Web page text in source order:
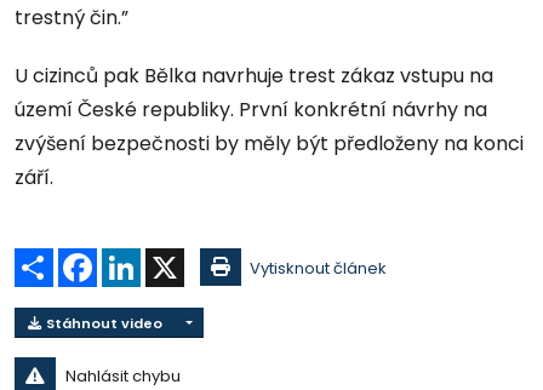
trestný čin.”
U cizinců pak Bělka navrhuje trest zákaz vstupu na
území České republiky. První konkrétní návrhy na
zvýšení bezpečnosti by měly být předloženy na konci
září.
Sdílet Facebook
LinkedIn Vytisknout článek
Stáhnout video
Nahlásit chybu